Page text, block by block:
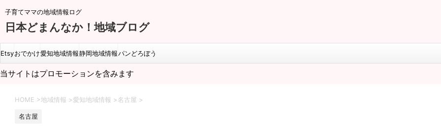
子育てママの地域情報ログ
日本どまんなか！地域ブログ
Etsyおでかけ愛知地域情報静岡地域情報パンどろぼう
当サイトはプロモーションを含みます
HOME >地域情報 >愛知地域情報 >名古屋 >
名古屋